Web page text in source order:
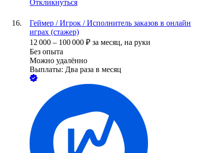
Откликнуться
Геймер / Игрок / Исполнитель заказов в онлайн
играх (стажер)
12 000 – 100 000 ₽ за месяц, на руки
Без опыта
Можно удалённо
Выплаты: Два раза в месяц